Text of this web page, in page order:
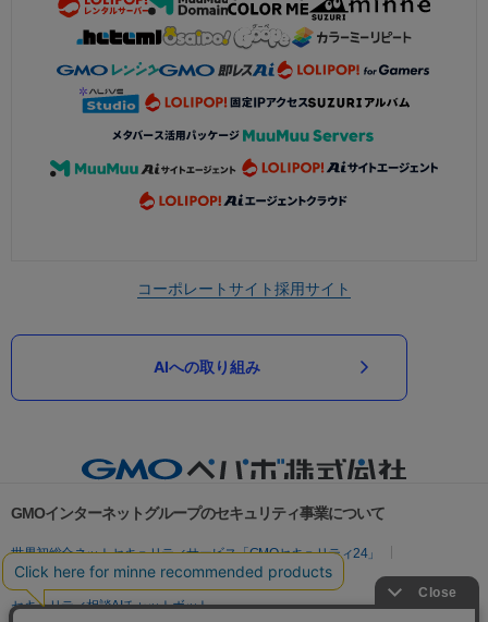
コーポレートサイト採用サイト
AIへの取り組み
GMOインターネットグループのセキュリティ事業について
世界初総合ネットセキュリティサービス「GMOセキュリティ24」
パスワード漏洩診断
Webサイトリスク診断
セキュリティ相談AIチャットボット